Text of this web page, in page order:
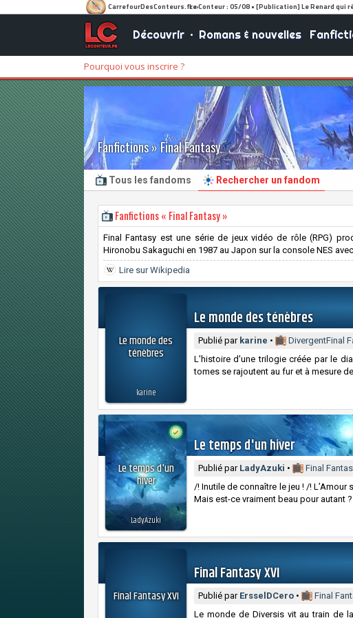
Découvrir• Romans & nouvelles
Pourquoi vous inscrire ?
Fanfictions » Final Fantasy
Tous les fandoms Rechercher un fandom
Fanfictions « Final Fantasy »
Final Fantasy est une série de jeux vidéo de rôle (RPG)
Hironobu Sakaguchi en 1987 au Japon sur la console NES avec
Lire sur Wikipedia
Le monde des
ténèbres
karine
Le monde des ténèbres
Publié par karine • DivergentFinal
L'histoire d'une trilogie créée par le
tomes se rajoutent au fur et à mesure
Le temps d'un
hiver
LadyAzuki
Le temps d'un hiver
Publié par LadyAzuki •
Final
/! Inutile de connaître le jeu ! /!
Mais est-ce vraiment beau pour autant
Final Fantasy XVI
Final Fantasy XVI
Publié par ErsselDCero •
Final
Le monde de Diversis vit au train de